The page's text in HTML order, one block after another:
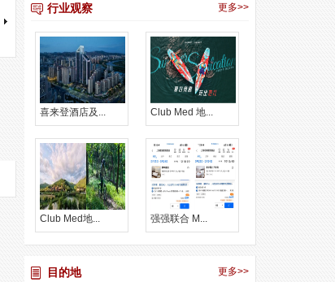
更多>>
行业观察
喜来登酒店及... Club Med 地...
Club Med地... 强强联合 M...
更多>>
目的地